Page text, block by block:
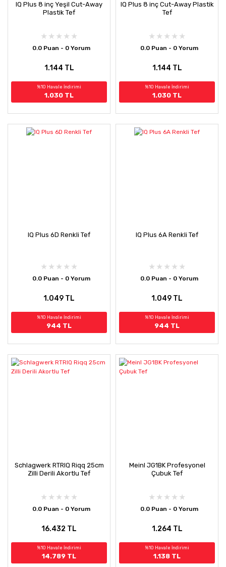
IQ Plus 8 inç Yeşil Cut-Away
Plastik Tef
0.0 Puan - 0 Yorum
1.144 TL
%10 Havale İndirimi
1.030 TL
IQ Plus 8 inç Cut-Away Plastik
Tef
0.0 Puan - 0 Yorum
1.144 TL
%10 Havale İndirimi
1.030 TL
IQ Plus 6D Renkli Tef
0.0 Puan - 0 Yorum
1.049 TL
%10 Havale İndirimi
944 TL
IQ Plus 6A Renkli Tef
0.0 Puan - 0 Yorum
1.049 TL
%10 Havale İndirimi
944 TL
Schlagwerk RTRIQ Riqq 25cm
Zilli Derili Akortlu Tef
0.0 Puan - 0 Yorum
16.432 TL
%10 Havale İndirimi
14.789 TL
Meinl JG1BK Profesyonel
Çubuk Tef
0.0 Puan - 0 Yorum
1.264 TL
%10 Havale İndirimi
1.138 TL